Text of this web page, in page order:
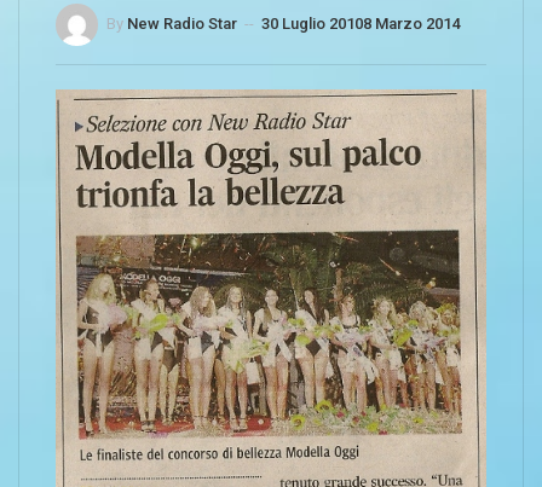
By New Radio Star -- 30 Luglio 20108 Marzo 2014